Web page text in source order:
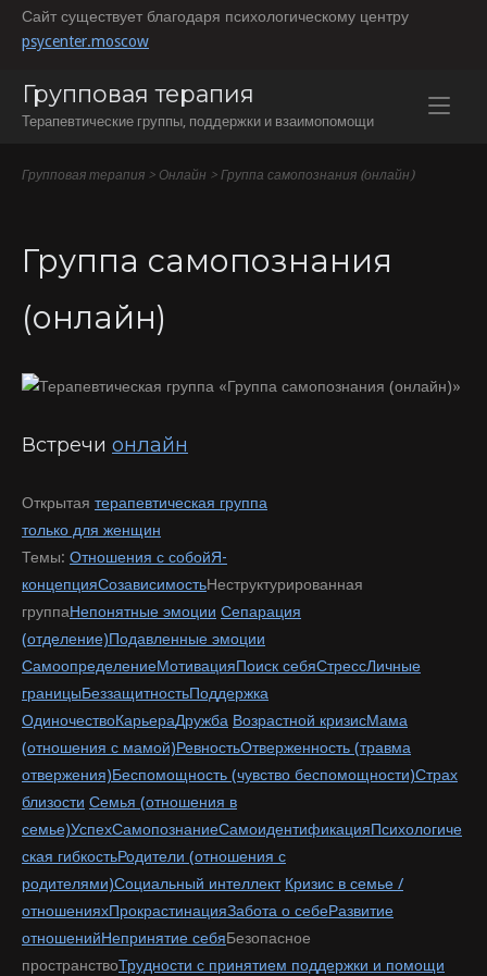
Перейти
Сайт существует благодаря психологическому центру
psycenter.moscow
Групповая терапия
Терапевтические группы, поддержки и взаимопомощи
Групповая терапия > Онлайн > Группа самопознания (онлайн)
Группа самопознания
(онлайн)
Встречи онлайн
Открытая терапевтическая группа
только для женщин
Темы: Отношения с собойЯ-
концепцияСозависимостьНеструктурированная
группаНепонятные эмоции Сепарация
(отделение)Подавленные эмоции
СамоопределениеМотивацияПоиск себяСтрессЛичные
границыБеззащитностьПоддержка
ОдиночествоКарьераДружба Возрастной кризисМама
(отношения с мамой)РевностьОтверженность (травма
отвержения)Беспомощность (чувство беспомощности)Страх
близости Семья (отношения в
семье)УспехСамопознаниеСамоидентификацияПсихологиче
ская гибкостьРодители (отношения с
родителями)Социальный интеллект Кризис в семье /
отношенияхПрокрастинацияЗабота о себеРазвитие
отношенийНепринятие себяБезопасное
пространствоТрудности с принятием поддержки и помощи